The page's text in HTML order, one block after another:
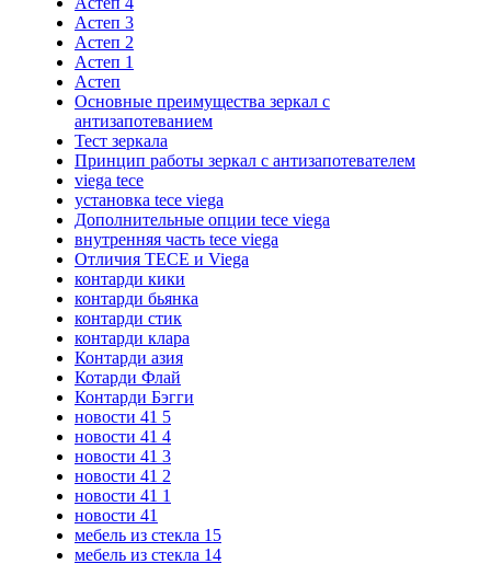
Астеп 3
Астеп 2
Астеп 1
Астеп
Основные преимущества зеркал с
антизапотеванием
Тест зеркала
Принцип работы зеркал с антизапотевателем
viega tece
установка tece viega
Дополнительные опции tece viega
внутренняя часть tece viega
Отличия TECE и Viega
контарди кики
контарди бьянка
контарди стик
контарди клара
Контарди азия
Котарди Флай
Контарди Бэгги
новости 41 5
новости 41 4
новости 41 3
новости 41 2
новости 41 1
новости 41
мебель из стекла 15
мебель из стекла 14